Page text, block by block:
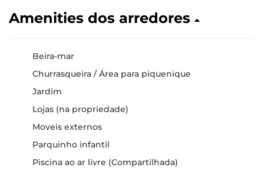
Amenities dos arredores
Beira-mar
Churrasqueira / Área para piquenique
Jardim
Lojas (na propriedade)
Moveis externos
Parquinho infantil
Piscina ao ar livre (Compartilhada)